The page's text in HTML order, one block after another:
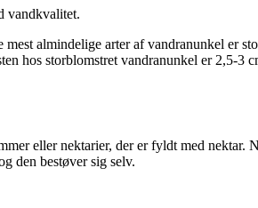
vandkvalitet.
almindelige arter af vandranunkel er
hos storblomstret vandranunkel er 2,5-
eller nektarier, der er fyldt med
den bestøver sig selv.